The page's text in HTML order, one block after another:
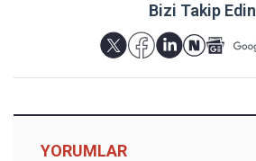
Bizi Takip Edin
YORUMLAR